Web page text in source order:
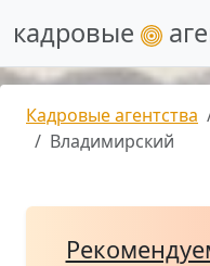
кадровые
Кадровые агентства
Владимирский